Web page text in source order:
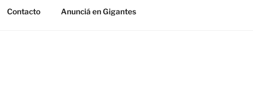
Contacto Anunciá en Gigantes